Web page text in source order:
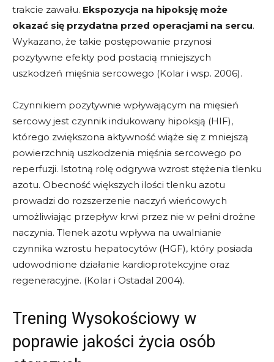
trakcie zawału. Ekspozycja na hipoksję może
okazać się przydatna przed operacjami na sercu.
Wykazano, że takie postępowanie przynosi
pozytywne efekty pod postacią mniejszych
uszkodzeń mięśnia sercowego (Kolar i wsp. 2006).
Czynnikiem pozytywnie wpływającym na mięsień
sercowy jest czynnik indukowany hipoksją (HIF),
którego zwiększona aktywność wiąże się z mniejszą
powierzchnią uszkodzenia mięśnia sercowego po
reperfuzji. Istotną rolę odgrywa wzrost stężenia tlenku
azotu. Obecność większych ilości tlenku azotu
prowadzi do rozszerzenie naczyń wieńcowych
umożliwiając przepływ krwi przez nie w pełni drożne
naczynia. Tlenek azotu wpływa na uwalnianie
czynnika wzrostu hepatocytów (HGF), który posiada
udowodnione działanie kardioprotekcyjne oraz
regeneracyjne. (Kolar i Ostadal 2004).
Trening Wysokościowy w
poprawie jakości życia osób